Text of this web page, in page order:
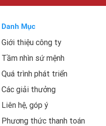
Danh Mục
Giới thiệu công ty
Tầm nhìn sứ mệnh
Quá trình phát triển
Các giải thưởng
Liên hệ, góp ý
Phương thức thanh toán